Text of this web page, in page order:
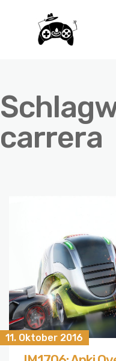
carrera
11. Oktober 2016